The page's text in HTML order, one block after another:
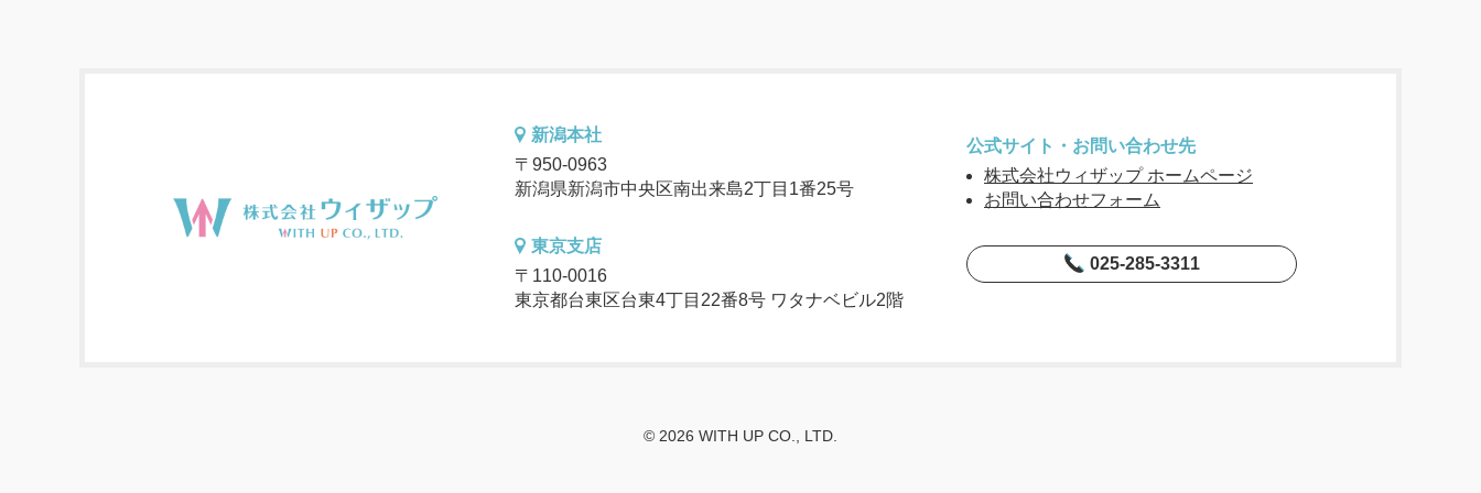
新潟本社
〒950-0963
新潟県新潟市中央区南出来島2丁目1番25号
東京支店
〒110-0016
東京都台東区台東4丁目22番8号 ワタナベビル2階
公式サイト・お問い合わせ先
株式会社ウィザップ ホームページ
お問い合わせフォーム
025-285-3311
© 2026 WITH UP CO., LTD.